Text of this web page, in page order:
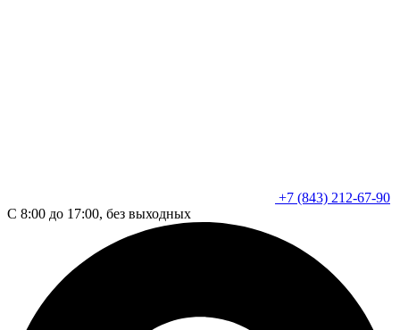
+7 (843) 212-67-90
С 8:00 до 17:00, без выходных